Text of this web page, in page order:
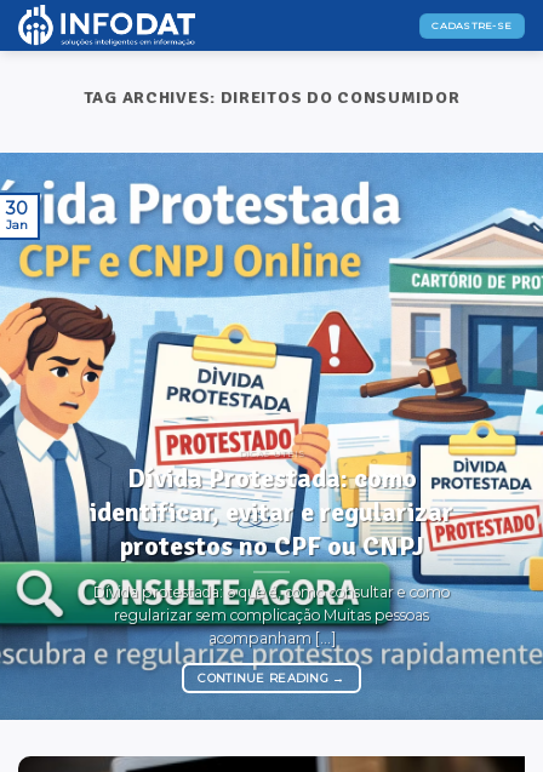
Skip
CADASTRE-SE
TAG ARCHIVES: DIREITOS DO CONSUMIDOR
DICAS ÚTEIS
Dívida Protestada: como
identificar, evitar e regularizar
protestos no CPF ou CNPJ
Dívida protestada: o que é, como consultar e como
regularizar sem complicação Muitas pessoas
acompanham [...]
CONTINUE READING →
30
Jan